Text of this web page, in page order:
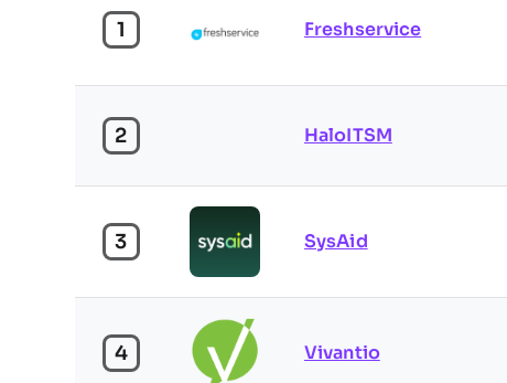
1 Freshservice
2 HaloITSM
3 SysAid
4 Vivantio